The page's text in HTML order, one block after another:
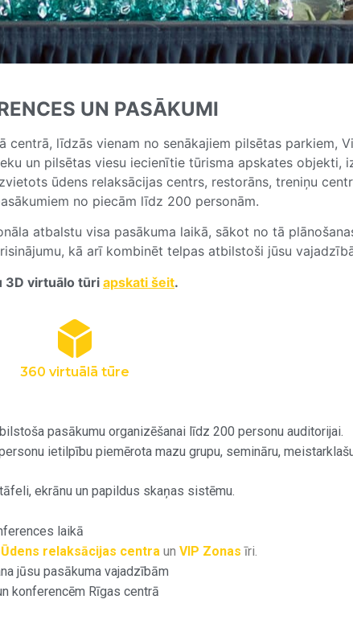
UN PASĀKUMI
līdzās vienam no senākajiem pilsētas parkiem,
un pilsētas viesu iecienītie tūrisma apskates objekti,
ūdens relaksācijas centrs, restorāns, treniņu
no piecām līdz 200 personām.
atbalstu visa pasākuma laikā, sākot no tā
kā arī kombinēt telpas atbilstoši jūsu
3D virtuālo tūriapskati šeit.
360 virtuālā tūre
pasākumu organizēšanai līdz 200 personu auditorijai.
ietilpību piemērota mazu grupu, semināru,
ekrānu un papildus skaņas sistēmu.
laikā
Ūdens relaksācijas centra un VIP Zonas īri.
jūsu pasākuma vajadzībām
konferencēm Rīgas centrā